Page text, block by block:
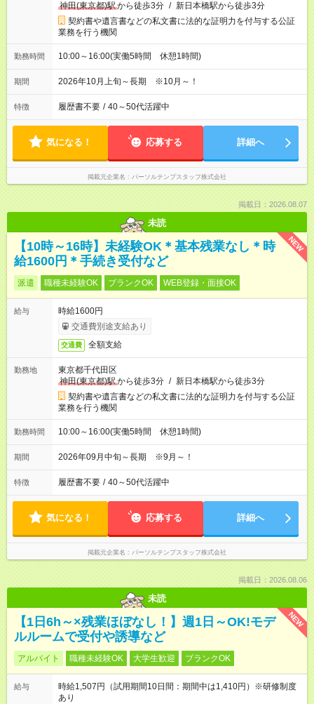
神田(東京都)駅から徒歩3分 / 新日本橋駅から徒歩3分
契約書や遺言書などの私文書に法的な証明力を付与する公証
業務を行う機関
勤務時間 10:00～16:00(実働5時間 休憩1時間)
期間 2026年10月上旬～長期 ※10月～！
特徴 履歴書不要 / 40～50代活躍中
気になる！ 応募する 詳細へ
掲載元企業名 パーソルテンプスタッフ株式会社
掲載日：2026.08.07
未読
NEW
【10時～16時】未経験OK＊基本残業なし＊時
給1600円＊手続き受付など
派遣 職種未経験OK ブランクOK WEB登録・面接OK
給与
時給1600円
交通費別途支給あり
交通費 全額支給
勤務地
東京都千代田区
神田(東京都)駅から徒歩3分 / 新日本橋駅から徒歩3分
契約書や遺言書などの私文書に法的な証明力を付与する公証
業務を行う機関
勤務時間 10:00～16:00(実働5時間 休憩1時間)
期間 2026年09月中旬～長期 ※9月～！
特徴 履歴書不要 / 40～50代活躍中
気になる！ 応募する 詳細へ
掲載元企業名 パーソルテンプスタッフ株式会社
掲載日：2026.08.06
未読
NEW
【1日6h～×残業ほぼなし！】週1日～OK!モデ
ルルームで受付や誘導など
アルバイト 職種未経験OK 大学生歓迎 ブランクOK
給与
時給1,507円（試用期間10日間：期間中は1,410円）※研修制度
あり